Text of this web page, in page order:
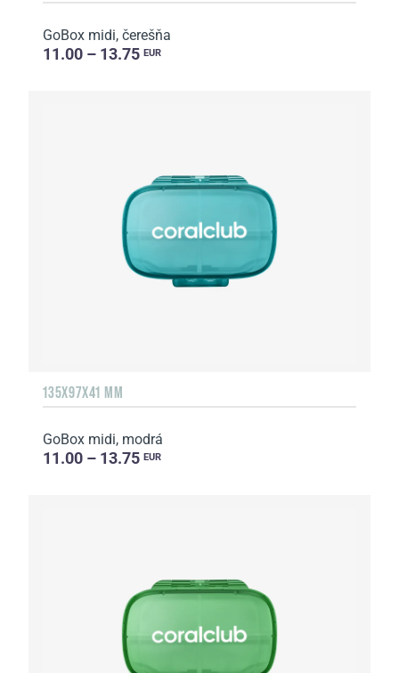
GoBox midi, čerešňa
11.00 – 13.75 EUR
135Х97Х41 MM
GoBox midi, modrá
11.00 – 13.75 EUR